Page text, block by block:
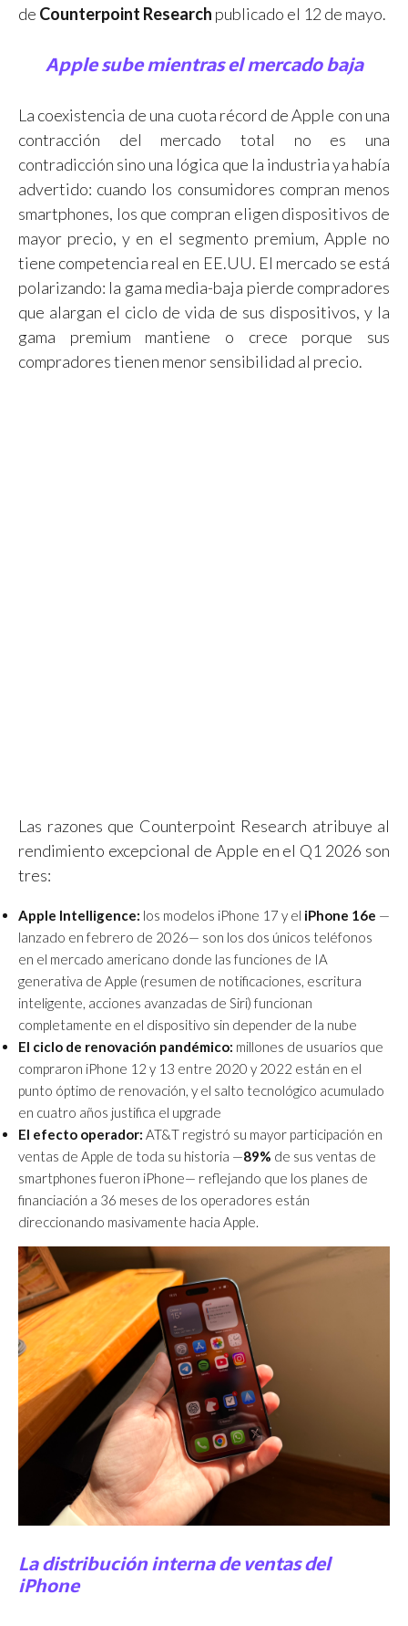
de Counterpoint Research publicado el 12 de mayo.
Apple sube mientras el mercado baja
La coexistencia de una cuota récord de Apple con una
contracción del mercado total no es una
contradicción sino una lógica que la industria ya había
advertido: cuando los consumidores compran menos
smartphones, los que compran eligen dispositivos de
mayor precio, y en el segmento premium, Apple no
tiene competencia real en EE.UU. El mercado se está
polarizando: la gama media-baja pierde compradores
que alargan el ciclo de vida de sus dispositivos, y la
gama premium mantiene o crece porque sus
compradores tienen menor sensibilidad al precio.
Las razones que Counterpoint Research atribuye al
rendimiento excepcional de Apple en el Q1 2026 son
tres:
Apple Intelligence: los modelos iPhone 17 y el iPhone 16e —
lanzado en febrero de 2026— son los dos únicos teléfonos
en el mercado americano donde las funciones de IA
generativa de Apple (resumen de notificaciones, escritura
inteligente, acciones avanzadas de Siri) funcionan
completamente en el dispositivo sin depender de la nube
El ciclo de renovación pandémico: millones de usuarios que
compraron iPhone 12 y 13 entre 2020 y 2022 están en el
punto óptimo de renovación, y el salto tecnológico acumulado
en cuatro años justifica el upgrade
El efecto operador: AT&T registró su mayor participación en
ventas de Apple de toda su historia —89% de sus ventas de
smartphones fueron iPhone— reflejando que los planes de
financiación a 36 meses de los operadores están
direccionando masivamente hacia Apple.
La distribución interna de ventas del
iPhone